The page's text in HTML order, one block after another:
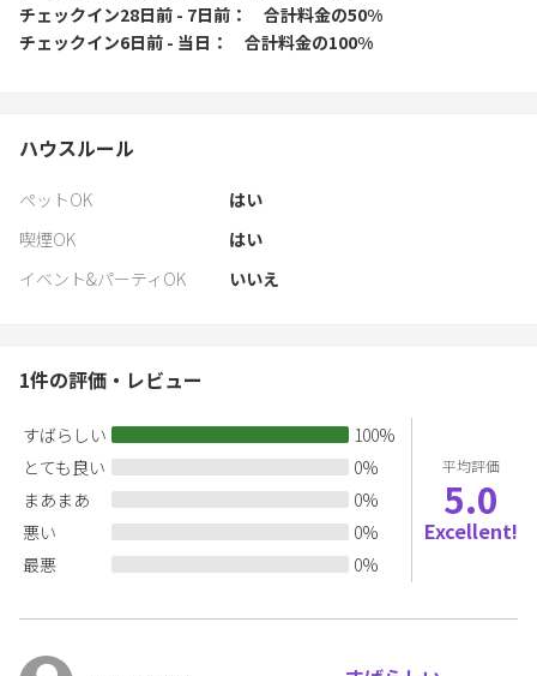
チェックイン28日前 - 7日前
合計料金の50%
チェックイン6日前 - 当日
合計料金の100%
ハウスルール
ペットOK
はい
喫煙OK
はい
イベント&パーティOK
いいえ
1件の評価・レビュー
すばらしい 100%
とても良い
0%
まあまあ
0%
悪い
0%
最悪
0%
平均評価
5.0
Excellent!